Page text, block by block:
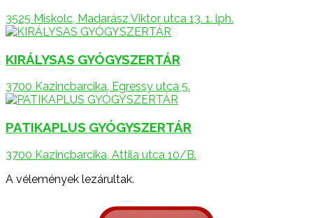
3525 Miskolc, Madarász Viktor utca 13. 1. lph.
KIRÁLYSAS GYÓGYSZERTÁR
3700 Kazincbarcika, Egressy utca 5.
PATIKAPLUS GYÓGYSZERTÁR
3700 Kazincbarcika, Attila utca 10/B.
A vélemények lezárultak.